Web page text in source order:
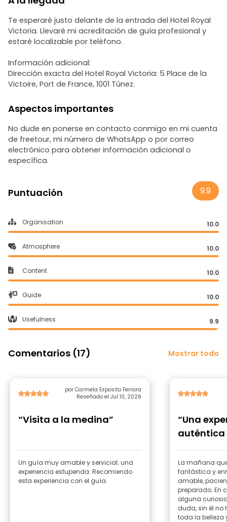
Te esperaré justo delante de la entrada del Hotel Royal
Victoria. Llevaré mi acreditación de guía profesional y
estaré localizable por teléfono.
Información adicional:
Dirección exacta del Hotel Royal Victoria: 5 Place de la
Victoire, Port de France, 1001 Túnez.
Aspectos importantes
No dude en ponerse en contacto conmigo en mi cuenta
de freetour, mi número de WhatsApp o por correo
electrónico para obtener información adicional o
específica.
Puntuación 9.9
Organisation 10.0
Atmosphere 10.0
Content 10.0
Guide 10.0
Usefulness 9.9
Comentarios (17) Mostrar todo
por Carmela Esposito Ferrara
Reseñado el Jul 10, 2026
“Visita a la medina”
Un guía muy amable y servicial; una
experiencia estupenda. Recomiendo
esta experiencia con el guía.
“Una
auténtica
La mañana
fantástica y
amable,
preparado. En
alguna
duda, sin él
toda la belleza